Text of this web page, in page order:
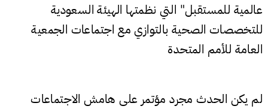
عالمية للمستقبل" التي نظمتها الهيئة السعودية
للتخصصات الصحية بالتوازي مع اجتماعات الجمعية
العامة للأمم المتحدة
لم يكن الحدث مجرد مؤتمر على هامش الاجتماعات